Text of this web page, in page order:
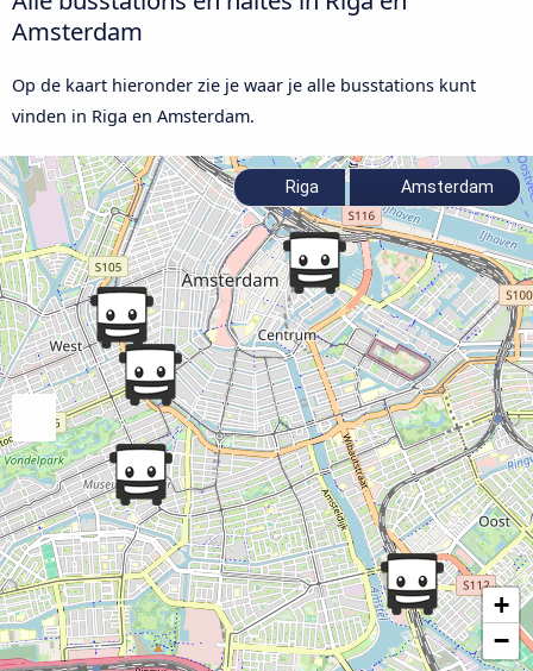
Amsterdam
Op de kaart hieronder zie je waar je alle busstations kunt
vinden in Riga en Amsterdam.
+
−
Riga Amsterdam